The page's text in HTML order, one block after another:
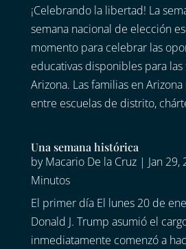
¡Celebrando la libertad! La
semana nacional de elección
momento para celebrar las
educativas disponibles para
Arizona. Las familias en
entre escuelas de distrito,
Una semana histórica
byMacario De la Cruz| Jan 29,
Minutos
El primer día El lunes 20 de
Donald J. Trump asumió el
inmediatamente comenzó a